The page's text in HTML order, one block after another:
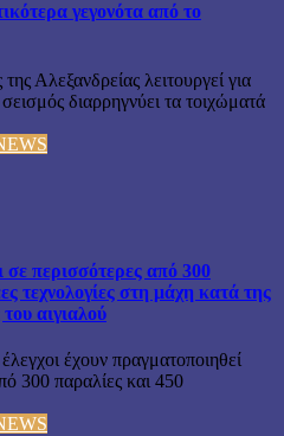
γεγονότα από το
Αλεξανδρείας λειτουργεί για
διαρρηγνύει τα τοιχώματά
περισσότερες από 300
τεχνολογίες στη μάχη κατά της
αιγιαλού
έχουν πραγματοποιηθεί
300 παραλίες και 450